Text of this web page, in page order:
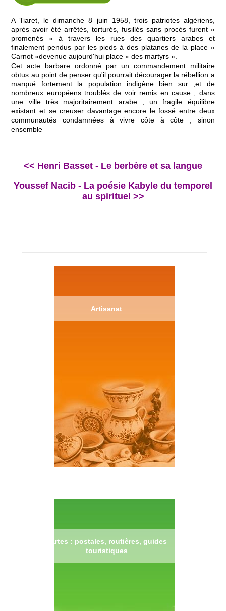
A Tiaret, le dimanche 8 juin 1958, trois patriotes algériens,
après avoir été arrêtés, torturés, fusillés sans procès furent «
promenés » à travers les rues des quartiers arabes et
finalement pendus par les pieds à des platanes de la place «
Carnot »devenue aujourd'hui place « des martyrs ».
Cet acte barbare ordonné par un commandement militaire
obtus au point de penser qu'il pourrait décourager la rébellion a
marqué fortement la population indigène bien sur ,et de
nombreux européens troublés de voir remis en cause , dans
une ville très majoritairement arabe , un fragile équilibre
existant et se creuser davantage encore le fossé entre deux
communautés condamnées à vivre côte à côte , sinon
ensemble
<< Henri Basset - Le berbère et sa langue
Youssef Nacib - La poésie Kabyle du temporel
au spirituel >>
Artisanat
Cartes : postales, routières, guides
touristiques